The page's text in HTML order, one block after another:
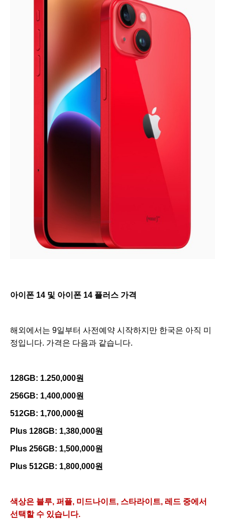
아이폰 14 및 아이폰 14 플러스 가격
해외에서는 9일부터 사전예약 시작하지만 한국은 아직 미
정입니다. 가격은 다음과 같습니다.
128GB: 1.250,000원
256GB: 1,400,000원
512GB: 1,700,000원
Plus 128GB: 1,380,000원
Plus 256GB: 1,500,000원
Plus 512GB: 1,800,000원
색상은 블루, 퍼플, 미드나이트, 스타라이트, 레드 중에서
선택할 수 있습니다.